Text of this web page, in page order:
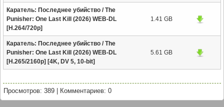
Каратель: Последнее убийство / The
Punisher: One Last Kill (2026) WEB-DL
[H.264/720p]
1.41 GB
Каратель: Последнее убийство / The
Punisher: One Last Kill (2026) WEB-DL
[H.265/2160p] [4K, DV 5, 10-bit]
5.61 GB
Просмотров: 389 | Комментариев: 0